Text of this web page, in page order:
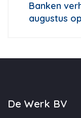
Banken
augustus
De Werk BV